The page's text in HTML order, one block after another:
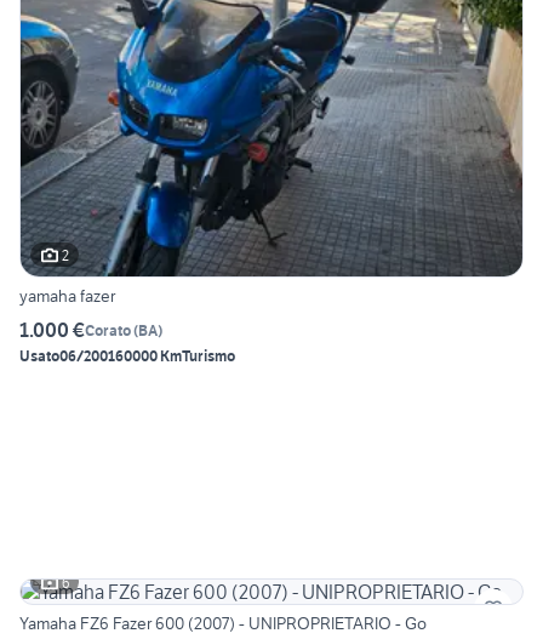
2
yamaha fazer
1.000 €Corato(BA)
Usato06/200160000 KmTurismo
6
Yamaha FZ6 Fazer 600 (2007) - UNIPROPRIETARIO - Go